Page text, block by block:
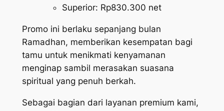
Superior: Rp830.300 net
Promo ini berlaku sepanjang bulan
Ramadhan, memberikan kesempatan bagi
tamu untuk menikmati kenyamanan
menginap sambil merasakan suasana
spiritual yang penuh berkah.
Sebagai bagian dari layanan premium kami,